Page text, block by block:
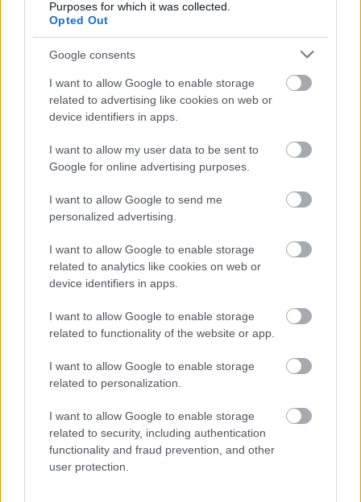
Purposes for which it was collected.
Opted Out
Google consents
I want to allow Google to enable storage
related to advertising like cookies on web or
device identifiers in apps.
I want to allow my user data to be sent to
Google for online advertising purposes.
I want to allow Google to send me
personalized advertising.
I want to allow Google to enable storage
related to analytics like cookies on web or
device identifiers in apps.
I want to allow Google to enable storage
related to functionality of the website or app.
I want to allow Google to enable storage
related to personalization.
I want to allow Google to enable storage
related to security, including authentication
functionality and fraud prevention, and other
user protection.
a 10 legjobb O-betűs játék)
A hozzászóláshoz be kell lépned!
VAGY
-Szűcs Gyula-
9 éve